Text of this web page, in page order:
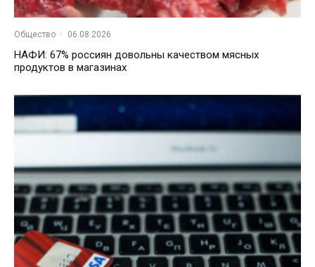
Общество · 06.08.2026
НАФИ: 67% россиян довольны качеством мясных
продуктов в магазинах